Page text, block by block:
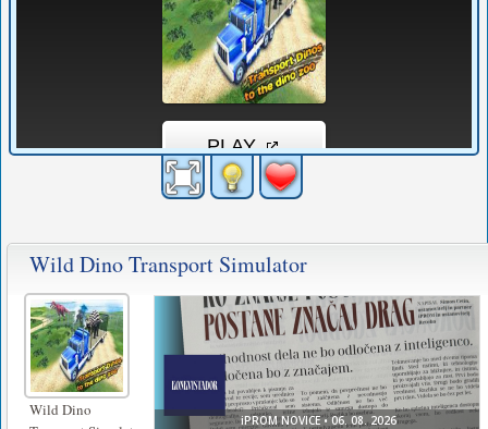
Wild Dino Transport Simulator
Wild Dino